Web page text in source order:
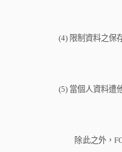
(4) 限制資料之保
(5) 當個人資料遭
除此之外，